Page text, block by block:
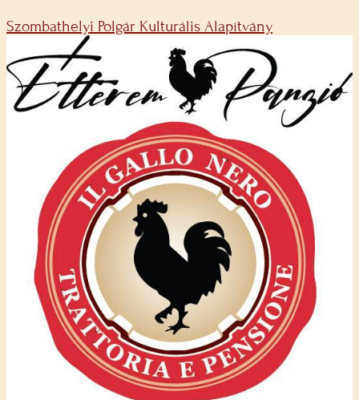
Szombathelyi Polgár Kulturális Alapítvány